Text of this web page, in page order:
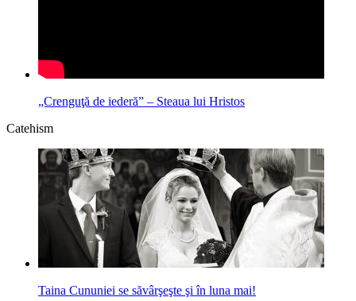
„Crenguţă de iederă” – Steaua lui Hristos
Catehism
Taina Cununiei se săvârşeşte şi în luna mai!